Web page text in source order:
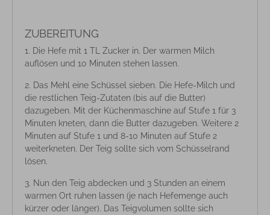
ZUBEREITUNG
Die Hefe mit 1 TL Zucker in. Der warmen Milch
auflösen und 10 Minuten stehen lassen.
Das Mehl eine Schüssel sieben. Die Hefe-Milch und
die restlichen Teig-Zutaten (bis auf die Butter)
dazugeben. Mit der Küchenmaschine auf Stufe 1 für 3
Minuten kneten, dann die Butter dazugeben. Weitere 2
Minuten auf Stufe 1 und 8-10 Minuten auf Stufe 2
weiterkneten. Der Teig sollte sich vom Schüsselrand
lösen.
Nun den Teig abdecken und 3 Stunden an einem
warmen Ort ruhen lassen (je nach Hefemenge auch
kürzer oder länger). Das Teigvolumen sollte sich